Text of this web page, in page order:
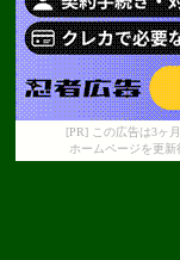
[PR] この広告は3ヶ
ホームページを更